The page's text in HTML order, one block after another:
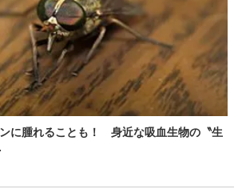
に腫れることも！ 身近な吸血生物の〝生